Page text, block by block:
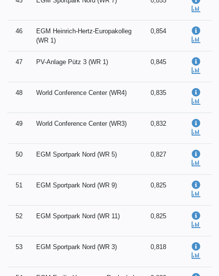
46
EGM Heinrich-Hertz-Europakolleg
(WR 1)
0,854
47 PV-Anlage Pütz 3 (WR 1) 0,845
48 World Conference Center (WR4) 0,835
49 World Conference Center (WR3) 0,832
50 EGM Sportpark Nord (WR 5) 0,827
51 EGM Sportpark Nord (WR 9) 0,825
52 EGM Sportpark Nord (WR 11) 0,825
53 EGM Sportpark Nord (WR 3) 0,818